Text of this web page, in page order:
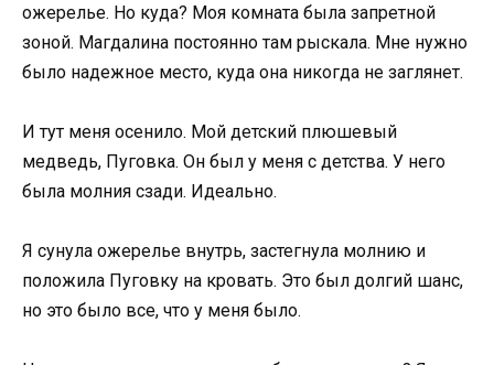
ожерелье. Но куда? Моя комната была запретной
зоной. Магдалина постоянно там рыскала. Мне нужно
было надежное место, куда она никогда не заглянет.
И тут меня осенило. Мой детский плюшевый
медведь, Пуговка. Он был у меня с детства. У него
была молния сзади. Идеально.
Я сунула ожерелье внутрь, застегнула молнию и
положила Пуговку на кровать. Это был долгий шанс,
но это было все, что у меня было.